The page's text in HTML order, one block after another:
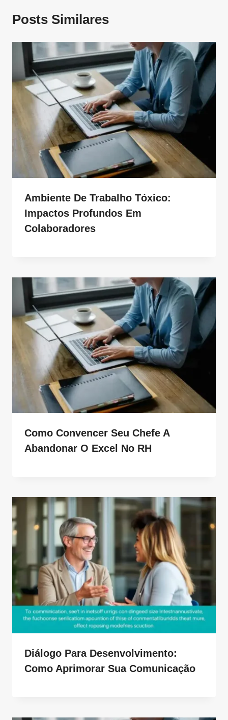
Posts Similares
Ambiente De Trabalho Tóxico:
Impactos Profundos Em
Colaboradores
Como Convencer Seu Chefe A
Abandonar O Excel No RH
Diálogo Para Desenvolvimento:
Como Aprimorar Sua Comunicação